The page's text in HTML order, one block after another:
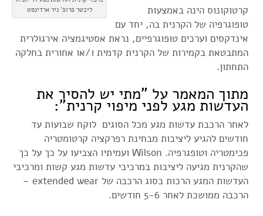
ליכטר פרופ' ניר ארדינסט
קרטוקונוס הינה באמצעות
טופוגרפיה של הקרנית בה, יחד עם
אינדקסים וערכים טופוגרפיים, נראת אסטיגמציה אירגולרית
המתבטאת בקמירות של הקרנית קדמית ו/או אחורית בחלקה
התחתון.
מתוך המאמר על "מתי יש להסיר את
העדשות מגע לפני מיפוי קרנית":
לאחר הרכבת עדשות מגע מכל הסוגים לוקח שבועות עד
חודשים להגיע ליציבות מבחינת רפרקציה קרטומטריה
פכימטריה וטופגרפיה. Wilson ועמיתיו הצביעו על כך על כך
שהקרנית מגיעה ליציבות במרכיבי עדשות מגע קשות ומרכיבי
העדשות המגע הרכות בסוג הרכבה של extended wear –
הרכבה ממושכת לאחר 5-6 חודשים.